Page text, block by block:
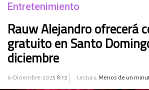
Entretenimiento
Rauw Alejandro ofrecerá
gratuito en Santo
diciembre
6-Diciembre-2025 8:12 Lectura: Menos de un